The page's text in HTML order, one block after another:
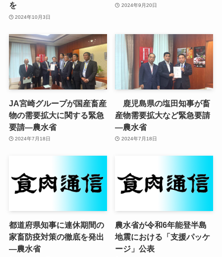
を
2024年10月3日
2024年9月20日
JA宮崎グループが国産畜産
物の需要拡大に関する緊急
要請—農水省
2024年7月18日
鹿児島県の塩田知事が畜
産物需要拡大など緊急要請
—農水省
2024年7月18日
都道府県知事に連休期間の
家畜防疫対策の徹底を発出
—農水省
農水省が令和6年能登半島
地震における「支援パッケ
ージ」公表